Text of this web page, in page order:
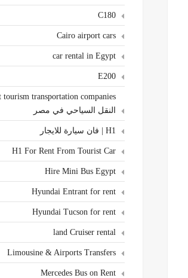
C180
Cairo airport cars
car rental in Egypt
E200
النقل السياحي في مصر
H1 | فان سيارة للايجار
H1 For Rent From Tourist Car
Hire Mini Bus Egypt
Hyundai Entrant for rent
Hyundai Tucson for rent
land Cruiser rental
Limousine & Airports Transfers
Mercedes Bus on Rent